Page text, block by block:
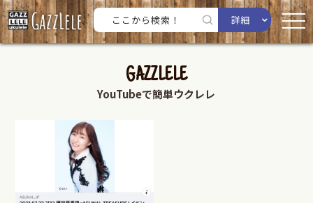
詳細
GAZZLELE
YouTubeで簡単ウクレレ